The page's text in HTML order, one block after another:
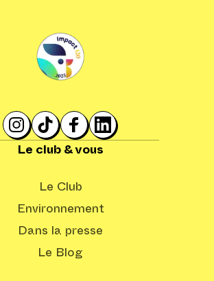
Le club & vous
Le Club
Environnement
Dans la presse
Le Blog